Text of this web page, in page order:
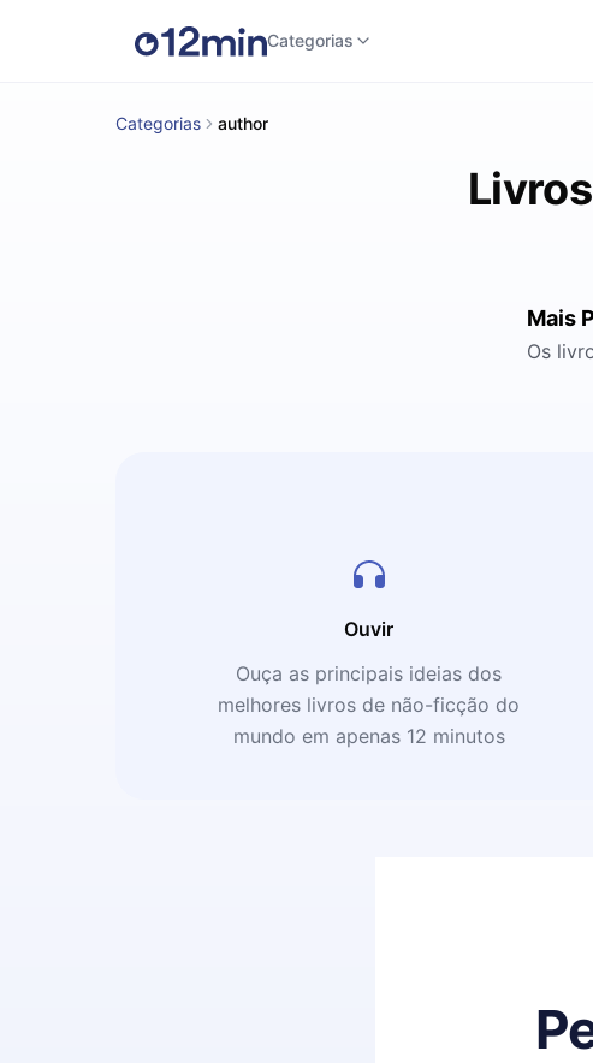
Categorias
Categorias author
Mais
Os
Ouvir
Ouça as principais ideias dos
melhores livros de não-ficção do
mundo em apenas 12 minutos